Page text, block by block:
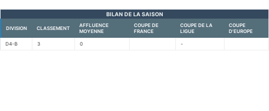
BILAN DE LA SAISON
DIVISION CLASSEMENT
AFFLUENCE
MOYENNE
COUPE DE
FRANCE
COUPE DE LA
LIGUE
COUPE
D'EUROPE
D4-B 3 0 -